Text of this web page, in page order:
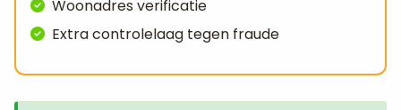
Woonadres verificatie
Extra controlelaag tegen fraude